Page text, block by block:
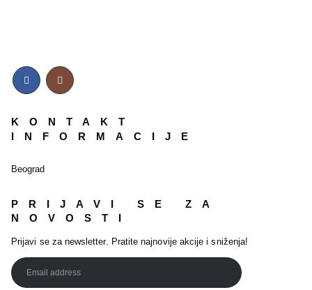
KONTAKT
INFORMACIJE
Beograd
PRIJAVI SE ZA
NOVOSTI
Prijavi se za newsletter. Pratite najnovije akcije i sniženja!